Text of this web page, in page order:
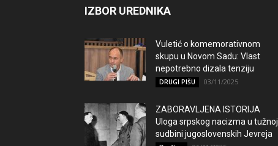
IZBOR UREDNIKA
Vuletić o komemorativnom
skupu u Novom Sadu: Vlast
nepotrebno dizala tenziju
DRUGI PIŠU 03/11/2025
ZABORAVLJENA ISTORIJA
Uloga srpskog nacizma u tužnoj
sudbini jugoslovenskih Jevreja